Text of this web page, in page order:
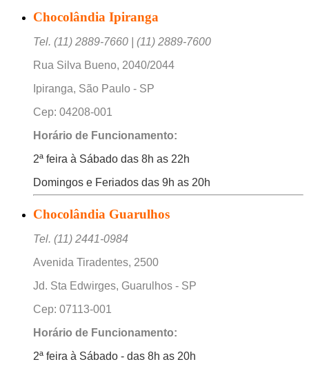
Chocolândia Ipiranga
Tel. (11) 2889-7660 | (11) 2889-7600
Rua Silva Bueno, 2040/2044
Ipiranga, São Paulo - SP
Cep: 04208-001
Horário de Funcionamento:
2ª feira à Sábado das 8h as 22h
Domingos e Feriados das 9h as 20h
Chocolândia Guarulhos
Tel. (11) 2441-0984
Avenida Tiradentes, 2500
Jd. Sta Edwirges, Guarulhos - SP
Cep: 07113-001
Horário de Funcionamento:
2ª feira à Sábado - das 8h as 20h